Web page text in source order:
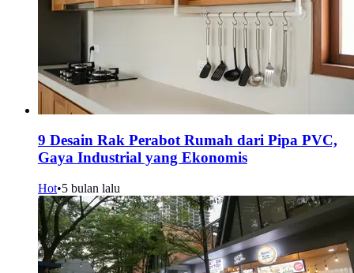
9 Desain Rak Perabot Rumah dari Pipa PVC,
Gaya Industrial yang Ekonomis
Hot•5 bulan lalu